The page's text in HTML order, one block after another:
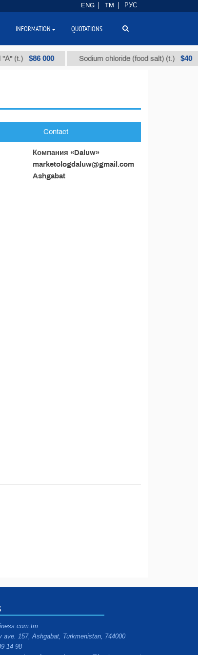
(t.) $86 000 Sodium chloride (food salt) (t.) $40
Contact
Компания «Daluw»
marketologdaluw@gmail.com
Ashgabat
ave. 157, Ashgabat, Turkmenistan, 744000
14 98
ENG TM РУС
INFORMATION QUOTATIONS